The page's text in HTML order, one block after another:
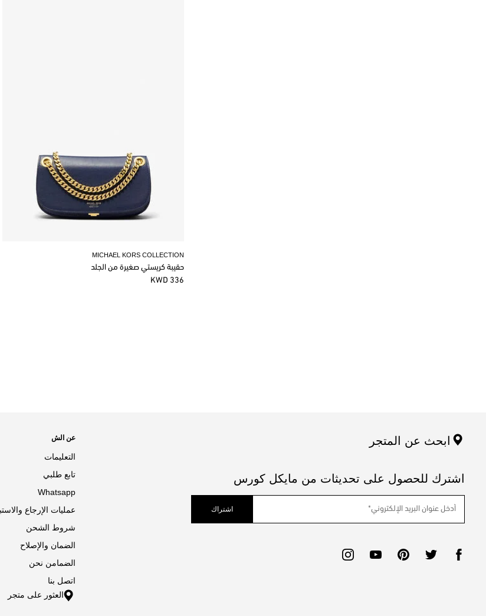
MICHAEL KORS COLLECTION
حقيبة كريستي صغيرة من الجلد
336 KWD
ابحث عن المتجر
اشترك للحصول على تحديثات من مايكل كورس
اشتراك
عن الش
التعليمات
تابع طلبي
Whatsapp
عمليات الإرجاع
شروط الشحن
الضمان والإصلاح
الضمامن نحن
اتصل بنا
العثور على متجر